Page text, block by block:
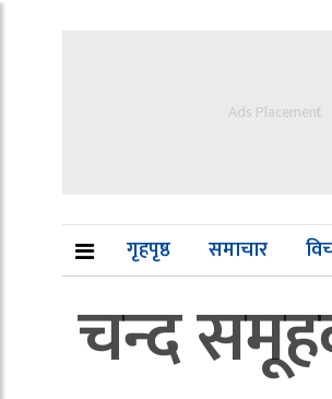
Ads Placement
गृहपृष्ठ समाचार
चन्द